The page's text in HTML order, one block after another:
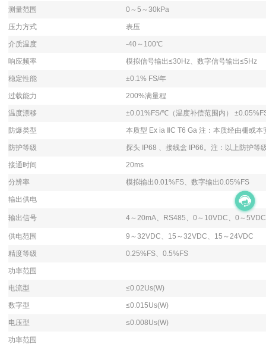
测量范围 0～5～30kPa
压力方式 表压
介质温度 -40～100℃
响应频率 模拟信号输出≤30Hz、数字信号输出≤5Hz
稳定性能 ±0.1% FS/年
过载能力 200%满量程
温度漂移 ±0.01%FS/℃（温度补偿范围内）
防爆类型 本质型 Ex ia ⅡC T6 Ga 注：本质经由栅或本
防护等级 探头 IP68 、接线盒 IP66。注：以上防护等
接通时间 20ms
分辨率 模拟输出0.01%FS、数字输出0.05%FS
输出供电
输出信号 4～20mA、RS485、0～10VDC、0～
供电范围 9～32VDC、15～32VDC、15～24VDC
精度等级 0.25%FS、0.5%FS
功率范围
电流型 ≤0.02Us(W)
数字型 ≤0.015Us(W)
电压型 ≤0.008Us(W)
功率范围